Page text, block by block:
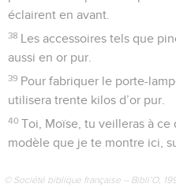
éclairent en avant.
38 Les accessoires tels que
aussi en or pur.
39 Pour fabriquer le porte-
utilisera trente kilos d’or pur.
40 Toi, Moïse, tu veilleras à
modèle que je te montre ici,
© Société biblique française – Bibli’O,